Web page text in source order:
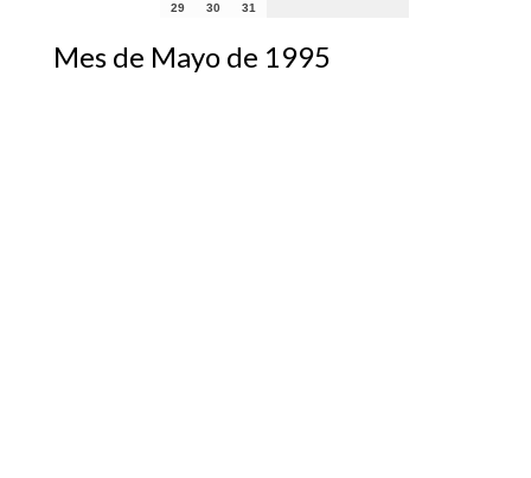
29
30 31
Mes de Mayo de 1995